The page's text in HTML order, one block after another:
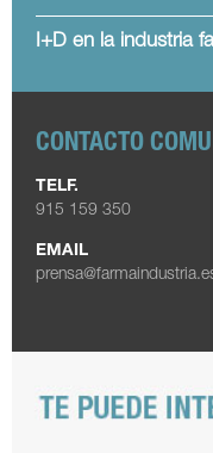
I+D en la industria
CONTACTO
TELF.
915 159 350
EMAIL